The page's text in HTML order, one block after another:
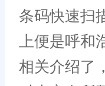
条码快速扫
上便是呼和
相关介绍了